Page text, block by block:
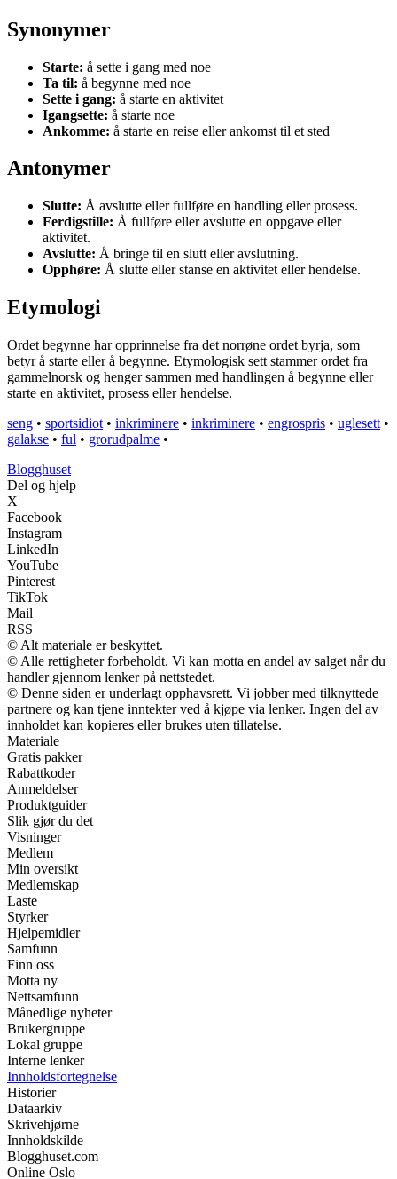
Synonymer
Starte: å sette i gang med noe
Ta til: å begynne med noe
Sette i gang: å starte en aktivitet
Igangsette: å starte noe
Ankomme: å starte en reise eller ankomst til et sted
Antonymer
Slutte: Å avslutte eller fullføre en handling eller prosess.
Ferdigstille: Å fullføre eller avslutte en oppgave eller
aktivitet.
Avslutte: Å bringe til en slutt eller avslutning.
Opphøre: Å slutte eller stanse en aktivitet eller hendelse.
Etymologi
Ordet begynne har opprinnelse fra det norrøne ordet byrja, som
betyr å starte eller å begynne. Etymologisk sett stammer ordet fra
gammelnorsk og henger sammen med handlingen å begynne eller
starte en aktivitet, prosess eller hendelse.
seng • sportsidiot • inkriminere • inkriminere • engrospris • uglesett •
galakse • ful • grorudpalme •
Blogghuset
Del og hjelp
X
Facebook
Instagram
LinkedIn
YouTube
Pinterest
TikTok
Mail
RSS
© Alt materiale er beskyttet.
© Alle rettigheter forbeholdt. Vi kan motta en andel av salget når du
handler gjennom lenker på nettstedet.
© Denne siden er underlagt opphavsrett. Vi jobber med tilknyttede
partnere og kan tjene inntekter ved å kjøpe via lenker. Ingen del av
innholdet kan kopieres eller brukes uten tillatelse.
Materiale
Gratis pakker
Rabattkoder
Anmeldelser
Produktguider
Slik gjør du det
Visninger
Medlem
Min oversikt
Medlemskap
Laste
Styrker
Hjelpemidler
Samfunn
Finn oss
Motta ny
Nettsamfunn
Månedlige nyheter
Brukergruppe
Lokal gruppe
Interne lenker
Innholdsfortegnelse
Historier
Dataarkiv
Skrivehjørne
Innholdskilde
Blogghuset.com
Online Oslo